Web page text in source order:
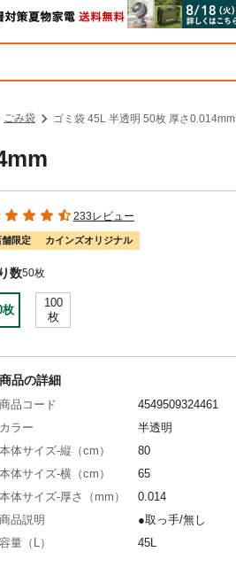
ごみ袋 ゴミ袋 45L 半透明 50枚 厚さ0.014mm
233レビュー
舗限定 カインズオリジナル
数50枚
枚
100
枚
商品の詳細
商品コード
4549509324461
カラー
半透明
本体サイズ-縦（cm）
80
本体サイズ-横（cm）
65
本体サイズ-厚さ（mm）
0.014
商品説明
●取っ手/無し
容量（L）
45L